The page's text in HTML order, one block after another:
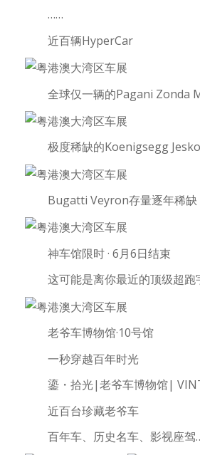
……
近百辆HyperCar
全球仅一辆的Pagani Zonda
极度稀缺的Koenigsegg Jesko
Bugatti Veyron存量逐年稀缺
神车馆限时 · 6月6日结束
这可能是离你最近的顶级超跑
老爷车博物馆·10号馆
一秒穿越百年时光
鎏・拾光|老爷车博物馆|
近百台珍藏老爷车
百年车、历史名车、影视座